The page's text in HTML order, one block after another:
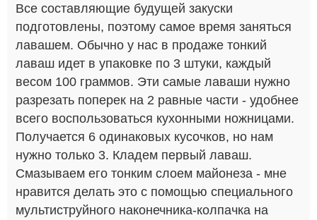
Все составляющие будущей закуски
подготовлены, поэтому самое время заняться
лавашем. Обычно у нас в продаже тонкий
лаваш идет в упаковке по 3 штуки, каждый
весом 100 граммов. Эти самые лаваши нужно
разрезать поперек на 2 равные части - удобнее
всего воспользоваться кухонными ножницами.
Получается 6 одинаковых кусочков, но нам
нужно только 3. Кладем первый лаваш.
Смазываем его тонким слоем майонеза - мне
нравится делать это с помощью специального
мультиструйного наконечника-колпачка на